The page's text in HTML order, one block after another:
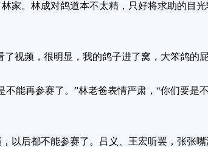
家。林成对鸽道本不太精，只好将求助的目
了视频，很明显，我的鸽子进了窝，大笨鸽的
能再参赛了。”林老爸表情严肃，“你们要是
以后都不能参赛了。吕义、王宏听罢，张张嘴